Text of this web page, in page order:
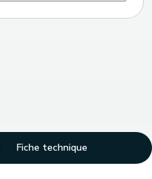
Fiche technique